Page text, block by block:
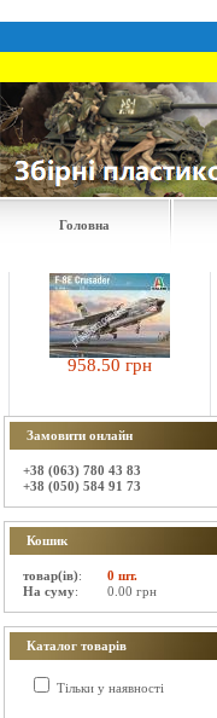
Головна
958.50 грн
Замовити онлайн
+38 (063) 780 43 83
+38 (050) 584 91 73
Кошик
товар(ів):
0 шт.
На суму: 0.00 грн
Каталог товарів
Тільки у наявності